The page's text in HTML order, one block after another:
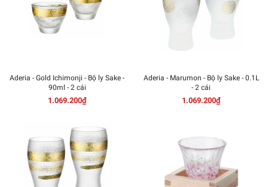
Aderia - Gold Ichimonji - Bộ ly Sake -
90ml - 2 cái
1.069.200₫
Aderia - Marumon - Bộ ly Sake - 0.1L
- 2 cái
1.069.200₫